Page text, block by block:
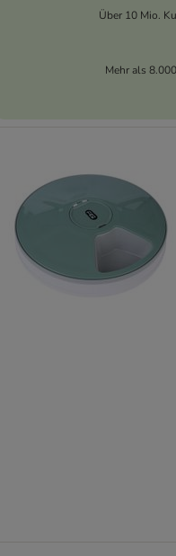
Über 10 Mio.
Mehr als